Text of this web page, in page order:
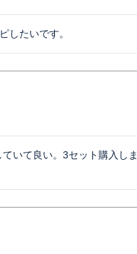
したいです。
いて良い。3セット購入しま